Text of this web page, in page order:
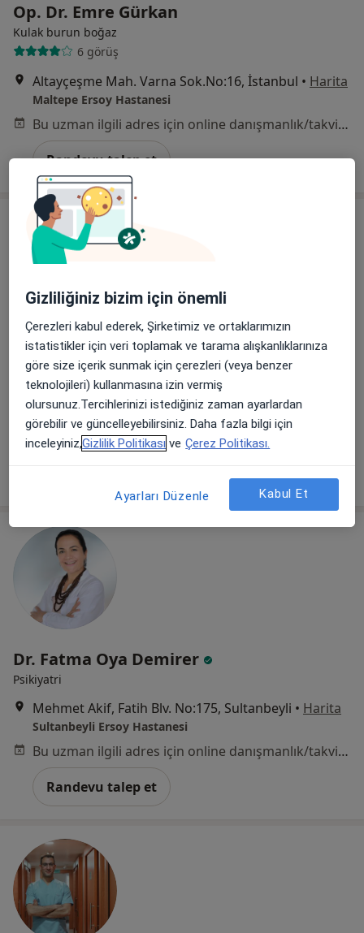
Op. Dr. Emre Gürkan
Kulak burun boğaz
6 görüş
Altayçeşme Mah. Varna Sok.No:16, İstanbul • Harita
Maltepe Ersoy Hastanesi
Bu uzman ilgili adres için online danışmanlık/takvim sunmuyor.
Randevu talep et
Op. Dr. Mehmet Akif Alan
Kulak burun boğaz
Pendik Medipol Üniversitesi Hastanesi
Dr. Fatma Oya Demirer
Psikiyatri
Mehmet Akif, Fatih Blv. No:175, Sultanbeyli • Harita
Sultanbeyli Ersoy Hastanesi
Bu uzman ilgili adres için online danışmanlık/takvim sunmuyor.
Randevu talep et
Gizliliğiniz bizim için önemli
Çerezleri kabul ederek, Şirketimiz ve ortaklarımızın
istatistikler için veri toplamak ve tarama alışkanlıklarınıza
göre size içerik sunmak için çerezleri (veya benzer
teknolojileri) kullanmasına izin vermiş
olursunuz.Tercihlerinizi istediğiniz zaman ayarlardan
görebilir ve güncelleyebilirsiniz. Daha fazla bilgi için
inceleyiniz,Gizlilik Politikası ve Çerez Politikası.
Ayarları Düzenle Kabul Et